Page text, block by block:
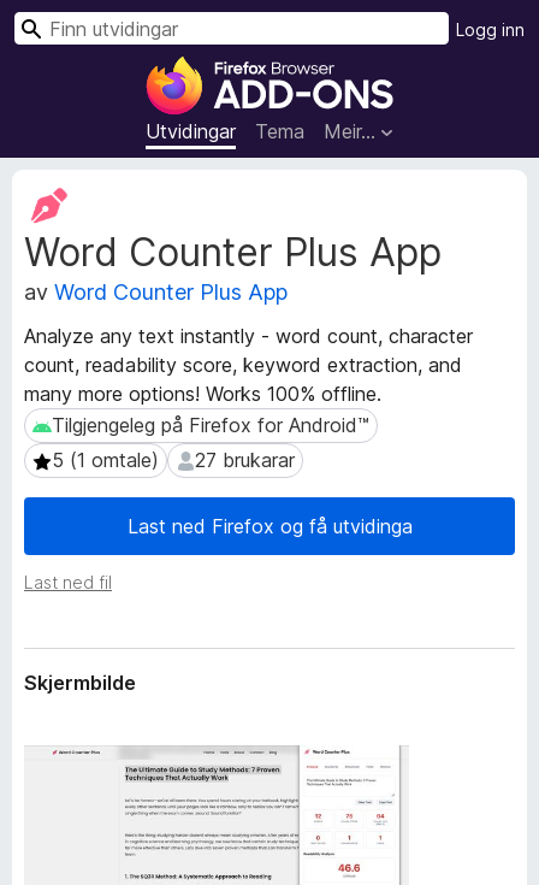
N
e
t
t
s
r
t
i
l
l
e
g
g
f
o
i
o
x
Utvidingar Tema Meir…
Logg inn
S
Word Counter Plus App
av Word Counter Plus App
Analyze any text instantly - word count, character
count, readability score, keyword extraction, and
many more options! Works 100% offline.
Tilgjengeleg på Firefox for Android™
Tilgjengeleg på Firefox for Android™
5 (1 omtale)
5 (1 omtale) 27 brukarar
27 brukarar
Last ned Firefox og få utvidinga
Last ned fil
M
e
t
a
d
t
a
f
o
r
u
t
i
d
i
g
a
Skjermbilde